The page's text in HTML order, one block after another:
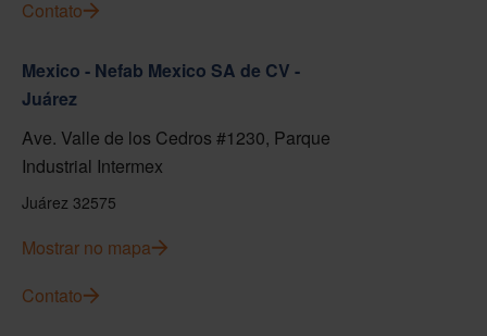
Contato
Mexico - Nefab Mexico SA de CV -
Juárez
Ave. Valle de los Cedros #1230, Parque
Industrial Intermex
Juárez 32575
Mostrar no mapa
Contato